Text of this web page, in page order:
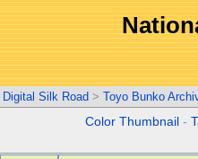
Digital Silk Road > Toyo Bunko
Color Thumbnail -